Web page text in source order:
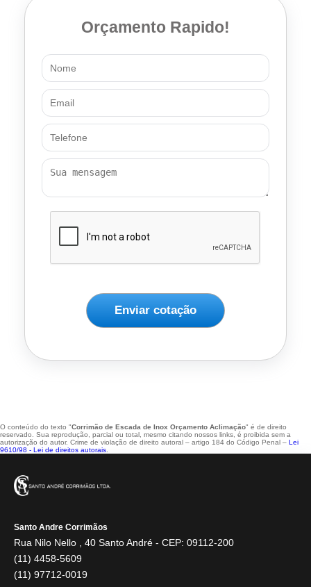
Orçamento Rapido!
Enviar cotação
O conteúdo do texto "Corrimão de Escada de Inox Orçamento Aclimação" é de direito
reservado. Sua reprodução, parcial ou total, mesmo citando nossos links, é proibida sem a
autorização do autor. Crime de violação de direito autoral – artigo 184 do Código Penal – Lei
9610/98 - Lei de direitos autorais
Santo Andre Corrimãos
Rua Nilo Nello , 40 Santo André - CEP: 09112-200
(11) 4458-5609
(11) 97712-0019